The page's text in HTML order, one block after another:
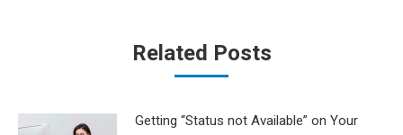
Related Posts
Getting “Status not Available” on Your